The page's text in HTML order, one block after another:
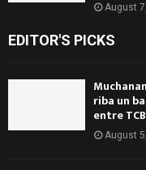
August
EDITOR'S PICKS
riba un
entre
August